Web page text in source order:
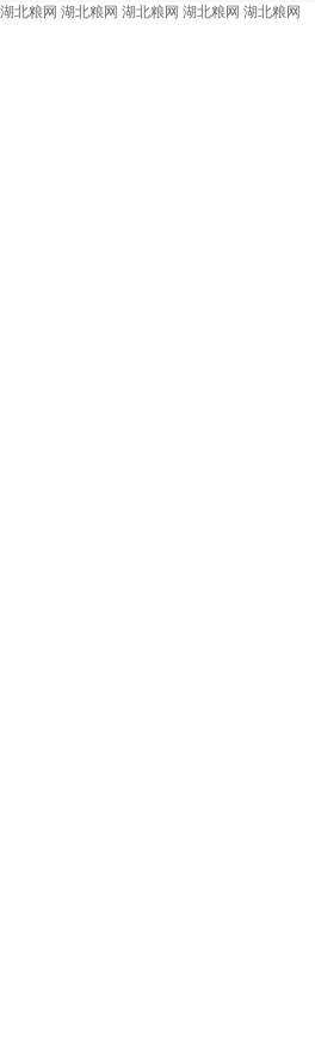
湖北粮网 湖北粮网 湖北粮网 湖北粮网 湖北粮网